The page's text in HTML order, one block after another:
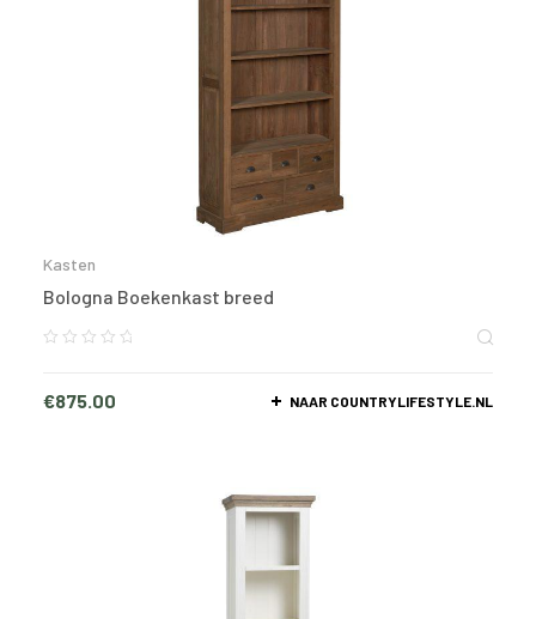
Kasten
Bologna Boekenkast breed
€875.00 NAAR COUNTRYLIFESTYLE.NL